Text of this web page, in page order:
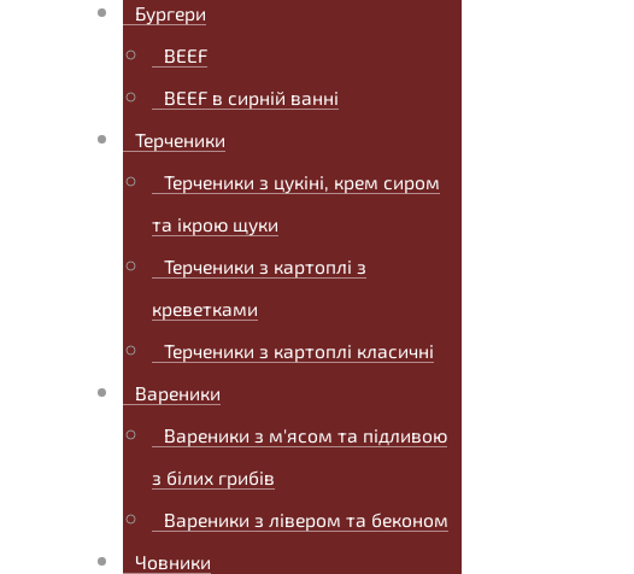
Бургери
BEEF
BEEF в сирній ванні
Терченики
Терченики з цукіні, крем сиром
та ікрою щуки
Терченики з картоплі з
креветками
Терченики з картоплі класичні
Вареники
Вареники з м'ясом та підливою
з білих грибів
Вареники з лівером та беконом
Човники